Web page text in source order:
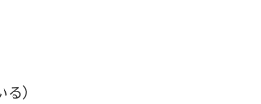
）